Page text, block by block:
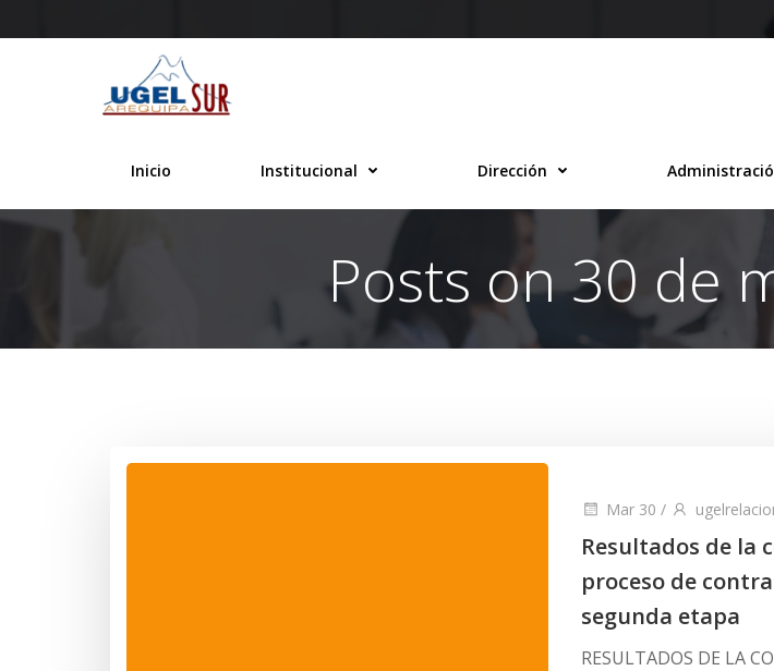
al
Inicio Institucional Dirección
Posts on 30 de
Mar 30 /
Resultados de la
proceso de
segunda etapa
RESULTADOS DE LA